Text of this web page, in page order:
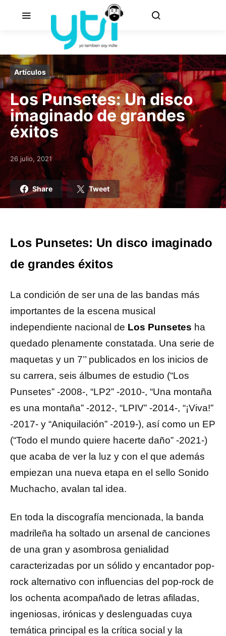
Artículos
Los Punsetes: Un disco
imaginado de grandes
éxitos
Posted on
26 julio, 2021
Share Tweet
Los Punsetes: Un disco imaginado
de grandes éxitos
La condición de ser una de las bandas más
importantes de la escena musical
independiente nacional de Los Punsetes ha
quedado plenamente constatada. Una serie de
maquetas y un 7’’ publicados en los inicios de
su carrera, seis álbumes de estudio (“Los
Punsetes” -2008-, “LP2” -2010-, “Una montaña
es una montaña” -2012-, “LPIV” -2014-, “¡Viva!”
-2017- y “Aniquilación” -2019-), así como un EP
(“Todo el mundo quiere hacerte daño” -2021-)
que acaba de ver la luz y con el que además
empiezan una nueva etapa en el sello Sonido
Muchacho, avalan tal idea.
En toda la discografía mencionada, la banda
madrileña ha soltado un arsenal de canciones
de una gran y asombrosa genialidad
caracterizadas por un sólido y encantador pop-
rock alternativo con influencias del pop-rock de
los ochenta acompañado de letras afiladas,
ingeniosas, irónicas y deslenguadas cuya
temática principal es la crítica social y la